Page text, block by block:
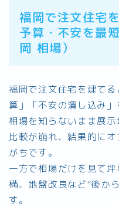
福岡で注文住宅
予算・不安を最
岡 相場）
福岡で注文住宅を建て
算」「不安の潰し込み」
相場を知らないまま展
比較が崩れ、結果的に
がちです。
一方で相場だけを見て
構、地盤改良など“後か
す。